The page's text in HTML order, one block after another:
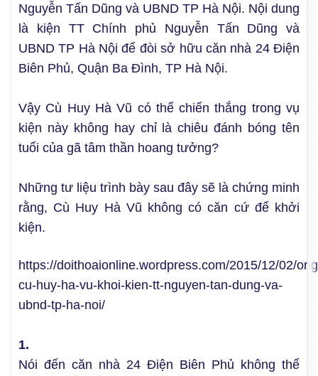
Nguyễn Tấn Dũng và UBND TP Hà Nội. Nội dung
là kiện TT Chính phủ Nguyễn Tấn Dũng và
UBND TP Hà Nội để đòi sở hữu căn nhà 24 Điện
Biên Phủ, Quận Ba Đình, TP Hà Nội.
Vậy Cù Huy Hà Vũ có thể chiến thắng trong vụ
kiện này không hay chỉ là chiêu đánh bóng tên
tuổi của gã tâm thần hoang tưởng?
Những tư liệu trình bày sau đây sẽ là chứng minh
rằng, Cù Huy Hà Vũ không có căn cứ để khởi
kiện.
https://doithoaionline.wordpress.com/2015/12/02/
cu-huy-ha-vu-khoi-kien-tt-nguyen-tan-dung-va-
ubnd-tp-ha-noi/
1.
Nói đến căn nhà 24 Điện Biên Phủ không thể